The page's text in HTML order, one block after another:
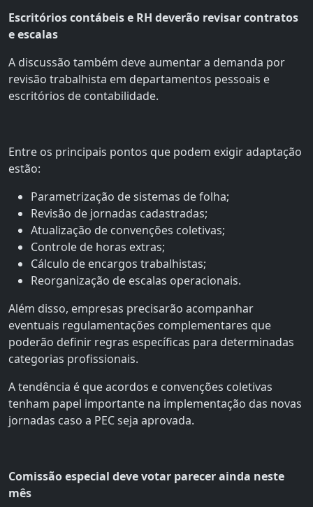
Escritórios contábeis e RH deverão revisar contratos
e escalas
A discussão também deve aumentar a demanda por
revisão trabalhista em departamentos pessoais e
escritórios de contabilidade.
Entre os principais pontos que podem exigir adaptação
estão:
Parametrização de sistemas de folha;
Revisão de jornadas cadastradas;
Atualização de convenções coletivas;
Controle de horas extras;
Cálculo de encargos trabalhistas;
Reorganização de escalas operacionais.
Além disso, empresas precisarão acompanhar
eventuais regulamentações complementares que
poderão definir regras específicas para determinadas
categorias profissionais.
A tendência é que acordos e convenções coletivas
tenham papel importante na implementação das novas
jornadas caso a PEC seja aprovada.
Comissão especial deve votar parecer ainda neste
mês